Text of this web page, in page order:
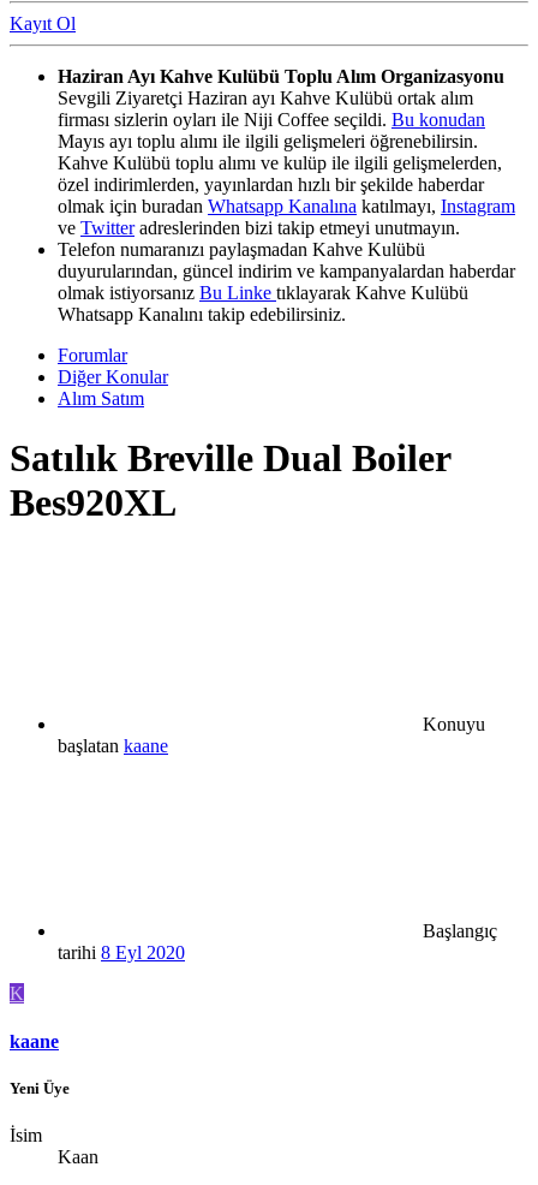
Kayıt Ol
Haziran Ayı Kahve Kulübü Toplu Alım Organizasyonu
Sevgili Ziyaretçi Haziran ayı Kahve Kulübü ortak alım
firması sizlerin oyları ile Niji Coffee seçildi. Bu konudan
Mayıs ayı toplu alımı ile ilgili gelişmeleri öğrenebilirsin.
Kahve Kulübü toplu alımı ve kulüp ile ilgili gelişmelerden,
özel indirimlerden, yayınlardan hızlı bir şekilde haberdar
olmak için buradan Whatsapp Kanalına katılmayı, Instagram
ve Twitteradreslerinden bizi takip etmeyi unutmayın.
Telefon numaranızı paylaşmadan Kahve Kulübü
duyurularından, güncel indirim ve kampanyalardan haberdar
olmak istiyorsanız Bu Linke tıklayarak Kahve Kulübü
Whatsapp Kanalını takip edebilirsiniz.
Forumlar
Diğer Konular
Alım Satım
Satılık Breville Dual Boiler
Bes920XL
Konuyu
başlatan kaane
Başlangıç
tarihi 8 Eyl 2020
K
kaane
Yeni Üye
İsim
Kaan